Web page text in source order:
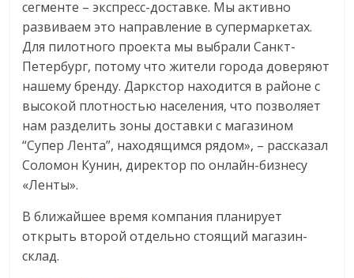
сегменте – экспресс-доставке. Мы активно
развиваем это направление в супермаркетах.
Для пилотного проекта мы выбрали Санкт-
Петербург, потому что жители города доверяют
нашему бренду. Даркстор находится в районе с
высокой плотностью населения, что позволяет
нам разделить зоны доставки с магазином
“Супер Лента”, находящимся рядом», – рассказал
Соломон Кунин, директор по онлайн-бизнесу
«Ленты».
В ближайшее время компания планирует
открыть второй отдельно стоящий магазин-
склад.